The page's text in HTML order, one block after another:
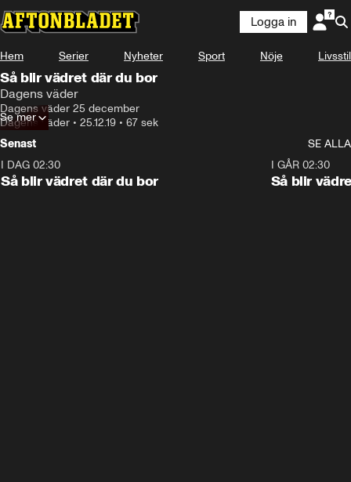
Logga in
Hem Serier Nyheter Sport Nöje Livsstil
Så blir vädret där du bor
Dagens väder
Dagens väder 25 december
Dagens väder • 25.12.19 • 67 sek
Se mer
Senast
SE ALLA
I DAG 02:30
Så blir vädret där du bor
I GÅR 02:30
Så blir